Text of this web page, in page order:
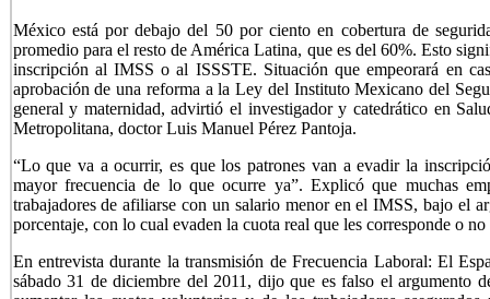
México está por debajo del 50 por ciento en cobertura de
promedio para el resto de América Latina, que es del 60%. Esto
inscripción al IMSS o al ISSSTE. Situación que empeorará en
aprobación de una reforma a la Ley del Instituto Mexicano del
general y maternidad, advirtió el investigador y catedrático en
Metropolitana, doctor Luis Manuel Pérez Pantoja.
“Lo que va a ocurrir, es que los patrones van a evadir la
mayor frecuencia de lo que ocurre ya”. Explicó que muchas
trabajadores de afiliarse con un salario menor en el IMSS, bajo el
porcentaje, con lo cual evaden la cuota real que les corresponde o
En entrevista durante la transmisión de Frecuencia Laboral: El
sábado 31 de diciembre del 2011, dijo que es falso el argumento